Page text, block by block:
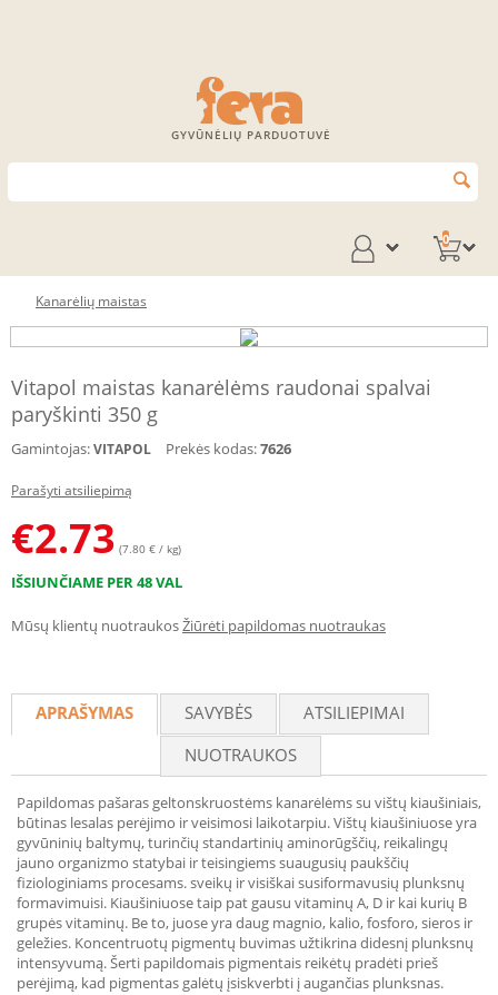
GYVŪNĖLIŲ PARDUOTUVĖ
0
Kanarėlių maistas
Vitapol maistas kanarėlėms raudonai spalvai
paryškinti 350 g
Gamintojas:VITAPOL Prekės kodas:7626
Parašyti atsiliepimą
€2.73 (7.80 € / kg)
IŠSIUNČIAME PER 48 VAL
Mūsų klientų nuotraukosŽiūrėti papildomas nuotraukas
APRAŠYMAS SAVYBĖS
ATSILIEPIMAI
NUOTRAUKOS
Papildomas pašaras geltonskruostėms kanarėlėms su vištų kiaušiniais,
būtinas lesalas perėjimo ir veisimosi laikotarpiu. Vištų kiaušiniuose yra
gyvūninių baltymų, turinčių standartinių aminorūgščių, reikalingų
jauno organizmo statybai ir teisingiems suaugusių paukščių
fiziologiniams procesams. sveikų ir visiškai susiformavusių plunksnų
formavimuisi. Kiaušiniuose taip pat gausu vitaminų A, D ir kai kurių B
grupės vitaminų. Be to, juose yra daug magnio, kalio, fosforo, sieros ir
geležies. Koncentruotų pigmentų buvimas užtikrina didesnį plunksnų
intensyvumą. Šerti papildomais pigmentais reikėtų pradėti prieš
perėjimą, kad pigmentas galėtų įsiskverbti į augančias plunksnas.